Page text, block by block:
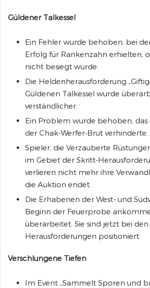
Güldener Talkessel
Ein Fehler wurde behoben, bei
Erfolg für Rankenzahn erhielten,
nicht besiegt wurde.
Die Heldenherausforderung
Güldenen Talkessel wurde
verständlicher.
Ein Problem wurde behoben, das
der Chak-Werfer-Brut verhinderte.
Spieler, die Verzauberte
im Gebiet der Skritt-
verlieren nicht mehr ihre
die Auktion endet.
Die Erhabenen der West- und
Beginn der Feuerprobe
überarbeitet. Sie sind jetzt bei den
Herausforderungen positioniert.
Verschlungene Tiefen
Im Event „Sammelt Sporen und